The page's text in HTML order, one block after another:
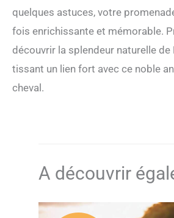
quelques astuces, votre
fois enrichissante et mémorable.
découvrir la splendeur naturelle de
tissant un lien fort avec ce noble
cheval.
A découvrir